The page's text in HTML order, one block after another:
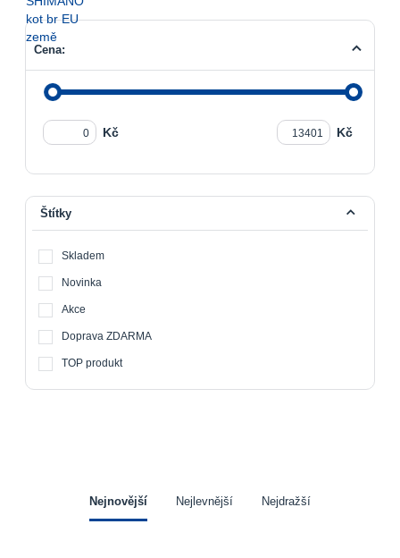
Cena:
Kč Kč
Štítky
Skladem
Novinka
Akce
Doprava ZDARMA
TOP produkt
Nejnovější Nejlevnější Nejdražší